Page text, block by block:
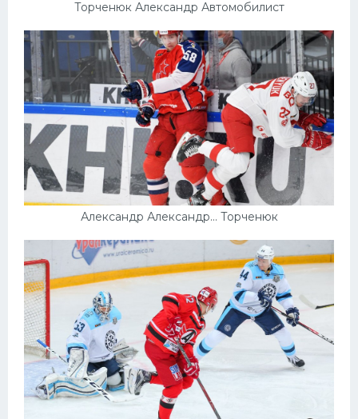
Торченюк Александр Автомобилист
Александр Александр... Торченюк